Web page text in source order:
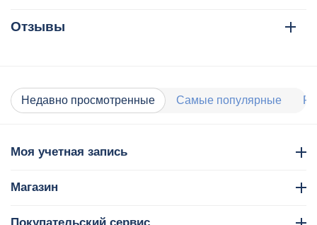
Отзывы
Недавно просмотренные Самые популярные
Моя учетная запись
Магазин